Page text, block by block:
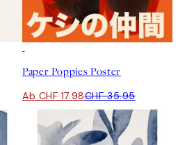
Paper Poppies Poster
Ab CHF 17.98CHF 35.95